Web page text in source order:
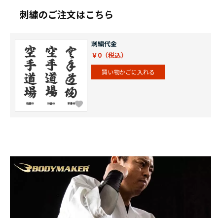
刺繍のご注文はこちら
刺繍代金
￥0
買い物かごに入れる